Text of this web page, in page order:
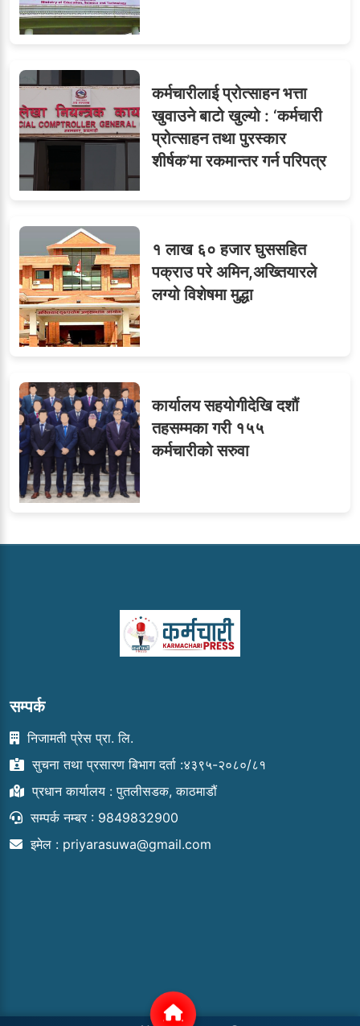
कर्मचारीलाई प्रोत्साहन भत्ता
खुवाउने बाटो खुल्यो : ‘कर्मचारी
प्रोत्साहन तथा पुरस्कार
शीर्षक’मा रकमान्तर गर्न परिपत्र
१ लाख ६० हजार घुससहित
पक्राउ परे अमिन,अख्तियारले
लग्यो विशेषमा मुद्धा
कार्यालय सहयोगीदेखि दशौं
तहसम्मका गरी १५५
कर्मचारीको सरुवा
सम्पर्क
निजामती प्रेस प्रा. लि.
सुचना तथा प्रसारण बिभाग दर्ता :४३९५-२०८०/८१
प्रधान कार्यालय : पुतलीसडक, काठमाडौं
सम्पर्क नम्बर : 9849832900
इमेल : priyarasuwa@gmail.com